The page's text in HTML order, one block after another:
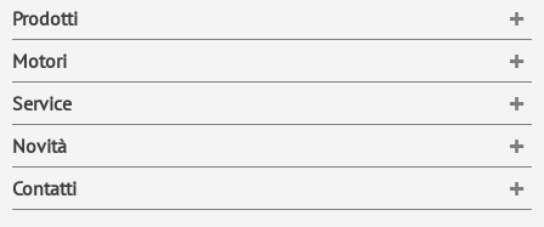
Prodotti
Motori
Service
Novità
Contatti